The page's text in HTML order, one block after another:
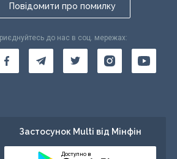
Повідомити про помилку
до нас в соц. мережах:
Застосунок Multi від Мінфін
Доступно в